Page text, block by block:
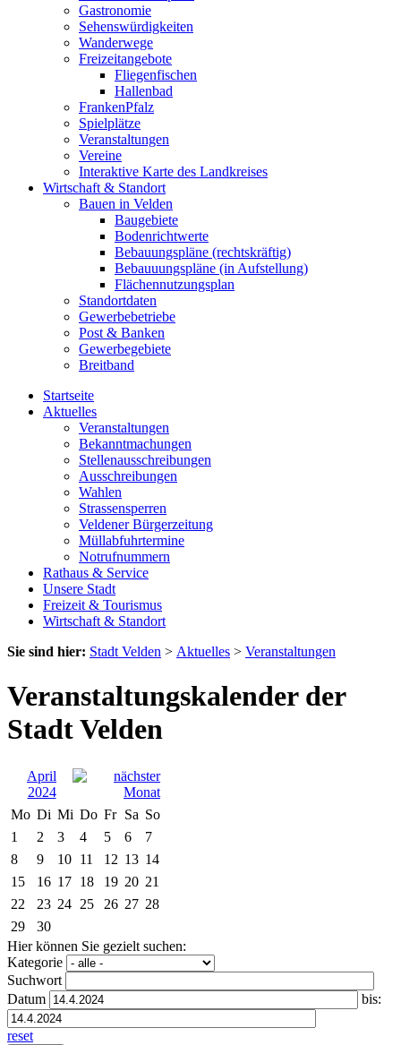
Gastronomie
Sehenswürdigkeiten
Wanderwege
Freizeitangebote
Fliegenfischen
Hallenbad
FrankenPfalz
Spielplätze
Veranstaltungen
Vereine
Interaktive Karte des Landkreises
Wirtschaft & Standort
Bauen in Velden
Baugebiete
Bodenrichtwerte
Bebauungspläne (rechtskräftig)
Bebauuungspläne (in Aufstellung)
Flächennutzungsplan
Standortdaten
Gewerbebetriebe
Post & Banken
Gewerbegebiete
Breitband
Startseite
Aktuelles
Veranstaltungen
Bekanntmachungen
Stellenausschreibungen
Ausschreibungen
Wahlen
Strassensperren
Veldener Bürgerzeitung
Müllabfuhrtermine
Notrufnummern
Rathaus & Service
Unsere Stadt
Freizeit & Tourismus
Wirtschaft & Standort
Sie sind hier: Stadt Velden > Aktuelles > Veranstaltungen
Veranstaltungskalender der
Stadt Velden
April
2024
Mo Di Mi Do Fr Sa So
1
2 3 4 5 6
7
8
9 10 11 12 13 14
15
16 17 18 19 20 21
22
23 24 25 26 27 28
29
30
Hier können Sie gezielt suchen:
Kategorie
Suchwort
Datum
bis:
reset